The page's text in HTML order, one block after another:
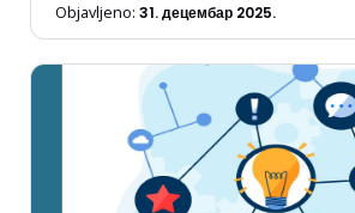
Objavljeno: 31. децембар 2025.